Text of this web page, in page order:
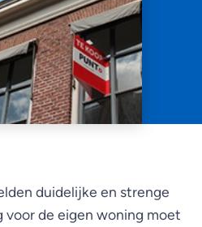
duidelijke en strenge
voor de eigen woning moet